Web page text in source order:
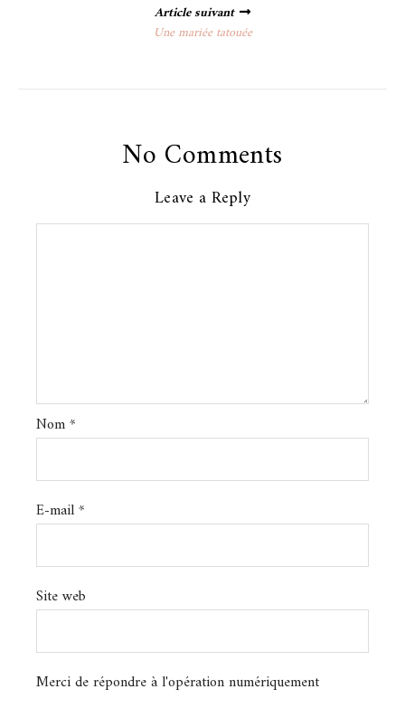
Article suivant
Une mariée tatouée
No Comments
Leave a Reply
Nom*
E-mail*
Site web
Merci de répondre à l'opération numériquement